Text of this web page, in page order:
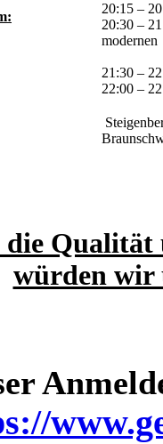
20:15 –
20:30 –
modernen
21:30 –
22:00 –
die Qualität
würden wir